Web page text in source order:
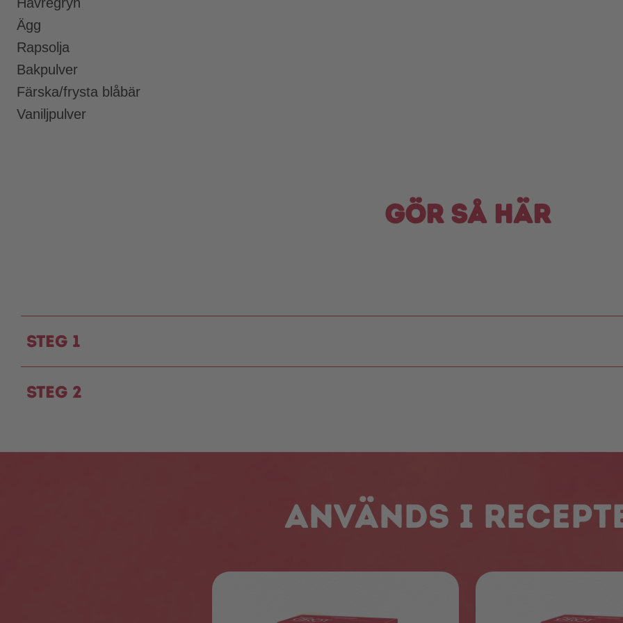
Ägg
Rapsolja
Bakpulver
Färska/frysta blåbär
Vaniljpulver
Gör så här
Steg 1
Steg 2
Används i